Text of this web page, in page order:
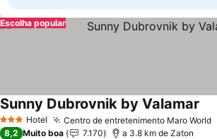
Escolha popular
3 EstrelasHotel Centro de entretenimento Maro World
Sunny Dubrovnik by Valamar
8,2 Muito boa 7.170 a 3.8 km de Zaton